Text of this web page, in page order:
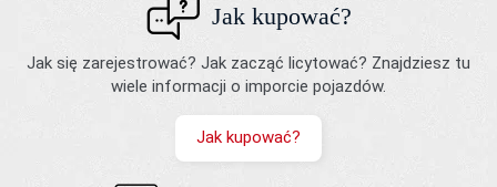
Jak kupować?
Jak się zarejestrować? Jak zacząć licytować? Znajdziesz tu
wiele informacji o imporcie pojazdów.
Jak kupować?